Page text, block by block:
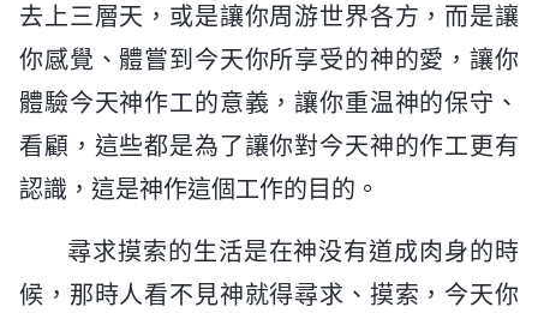
去上三層天，或是讓你周游世界各方，而是讓
你感覺、體嘗到今天你所享受的神的愛，讓你
體驗今天神作工的意義，讓你重温神的保守、
看顧，這些都是為了讓你對今天神的作工更有
認識，這是神作這個工作的目的。
尋求摸索的生活是在神没有道成肉身的時
候，那時人看不見神就得尋求、摸索，今天你